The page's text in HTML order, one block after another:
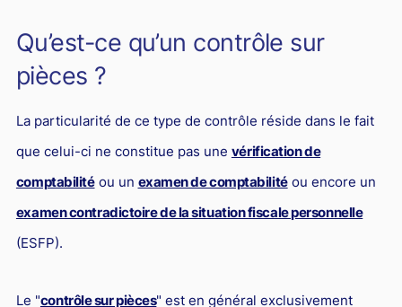
Droit aérien
Caution bancaire
Droit de l'environnement et des énergies renouvelables
Concurrence déloyale
Transport
Qu’est-ce qu’un contrôle sur
pièces ?
La particularité de ce type de contrôle réside dans le fait
que celui-ci ne constitue pas une vérification de
comptabilitéou un examen de comptabilitéou encore un
examen contradictoire de la situation fiscale personnelle
(ESFP).
Le "contrôle sur pièces" est en général exclusivement